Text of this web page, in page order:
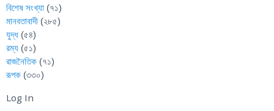
বিশেষ সংখ্যা (৭১)
মানবতাবাদী (২৮৫)
যুদ্ধ (৫৪)
রম্য (৫১)
রাজনৈতিক (৭১)
রূপক (৩৩০)
Log In